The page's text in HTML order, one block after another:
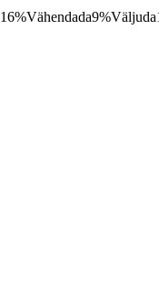
16%Vähendada9%Väljuda